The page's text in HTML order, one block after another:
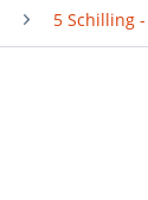
5 Schilling